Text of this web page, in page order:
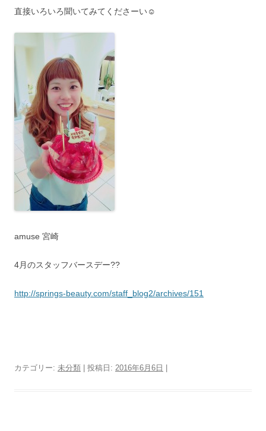
直接いろいろ聞いてみてくださーい☺︎
amuse 宮崎
4月のスタッフバースデー??
http://springs-beauty.com/staff_blog2/archives/151
カテゴリー: 未分類 | 投稿日: 2016年6月6日